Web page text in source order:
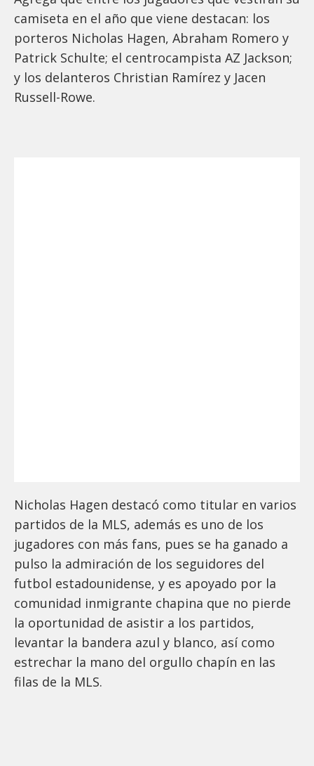
camiseta en el año que viene destacan: los
porteros Nicholas Hagen, Abraham Romero y
Patrick Schulte; el centrocampista AZ Jackson;
y los delanteros Christian Ramírez y Jacen
Russell-Rowe.
Nicholas Hagen destacó como titular en varios
partidos de la MLS, además es uno de los
jugadores con más fans, pues se ha ganado a
pulso la admiración de los seguidores del
futbol estadounidense, y es apoyado por la
comunidad inmigrante chapina que no pierde
la oportunidad de asistir a los partidos,
levantar la bandera azul y blanco, así como
estrechar la mano del orgullo chapín en las
filas de la MLS.